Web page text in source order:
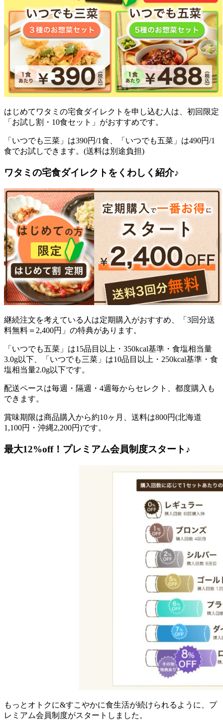
はじめてワタミの宅食ダイレクトを申し込む人は、初回限定
「お試し割・10食セット」がおすすめです。
「いつでも三菜」は390円/1食、「いつでも五菜」は490円/1
食でお試しできます。(送料は別途負担)
ワタミの宅食ダイレクトをくわしく紹介♪
継続注文を考えている人は定期購入がおすすめ、「3回分送
料無料＝2,400円」の特典があります。
「いつでも五菜」は15品目以上・350kcal基準・食塩相当量
3.0g以下、「いつでも三菜」は10品目以上・250kcal基準・食
塩相当量2.0g以下です。
配送ペースは毎週・隔週・4週毎からセレクト、都度購入も
できます。
賞味期限は商品購入から約10ヶ月、送料は800円(北海道
1,100円・沖縄2,200円)です。
最大12%off！プレミアム会員制度スタート♪
もっとオトクに&すこやかに食生活が続けられるように、プ
レミアム会員制度がスタートしました。